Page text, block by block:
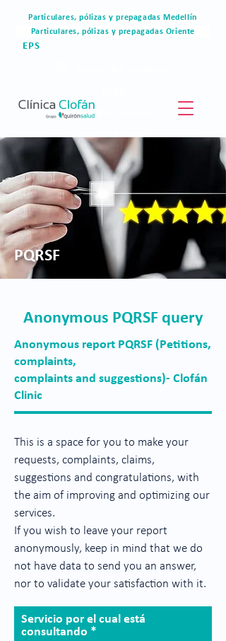
Particulares, pólizas y prepagadas Medellín
Particulares, pólizas y prepagadas Oriente
EPS
Materiales de valor
Derechos humanos
PQRSF
Anonymous PQRSF query
Anonymous report PQRSF (Petitions,
complaints,
complaints and suggestions)- Clofán
Clinic
This is a space for you to make your
requests, complaints, claims,
suggestions and congratulations, with
the aim of improving and optimizing our
services.
If you wish to leave your report
anonymously, keep in mind that we do
not have data to send you an answer,
nor to validate your satisfaction with it.
Servicio por el cual está
consultando *